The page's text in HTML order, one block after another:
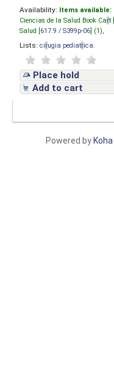
Availability: Items available:
Ciencias de la Salud Book Cart [
Salud [ 617.9 / S399p-06 ] (1),
Lists: cirugia pediatrica
Place hold
Add to cart
Powered by Koha